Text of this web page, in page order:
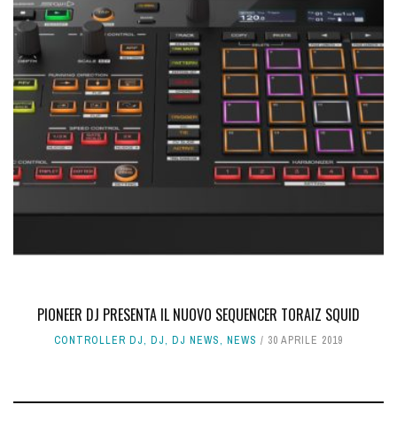
PIONEER DJ PRESENTA IL NUOVO SEQUENCER TORAIZ SQUID
CONTROLLER DJ, DJ, DJ NEWS, NEWS 30 APRILE 2019